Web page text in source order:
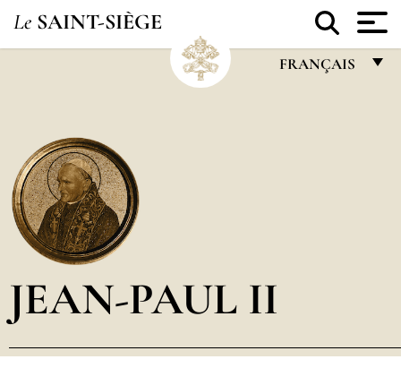
Le SAINT-SIÈGE
FRANÇAIS
العربيّة
JEAN-PAUL II